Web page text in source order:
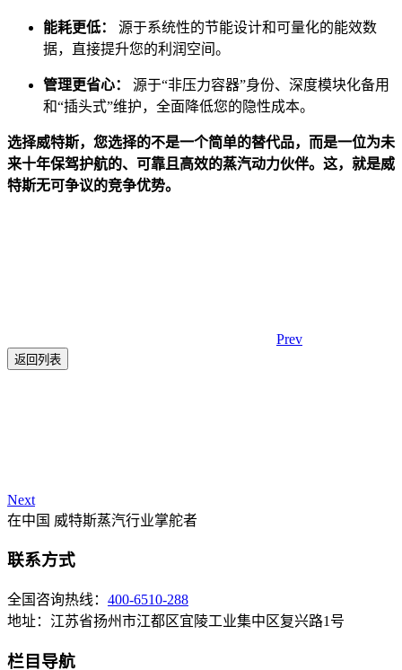
能耗更低：
源于系统性的节能设计和可量化的能效数
据，直接提升您的利润空间。
管理更省心：
源于“非压力容器”身份、深度模块化备用
和“插头式”维护，全面降低您的隐性成本。
选择威特斯，您选择的不是一个简单的替代品，而是一位为未
来十年保驾护航的、可靠且高效的蒸汽动力伙伴。这，就是威
特斯无可争议的竞争优势。
Prev
返回列表
Next
在中国 威特斯蒸汽行业掌舵者
联系方式
全国咨询热线： 400-6510-288
地址：江苏省扬州市江都区宜陵工业集中区复兴路1号
栏目导航